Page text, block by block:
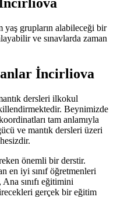
yaş grupların alabileceği bir
ve sınavlarda zaman
İncirliova
dersleri ilkokul
Beynimizde
tam anlamıyla
ve mantık dersleri üzeri
önemli bir derstir.
en iyi sınıf öğretmenleri
sınıfı eğitimini
gerçek bir eğitim